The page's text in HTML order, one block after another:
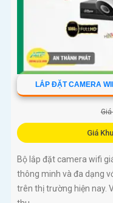
LẮP ĐẶT CAMERA
Giá
Bộ lắp đặt camera wifi
thông minh và đa dạng
trên thị trường hiện nay.